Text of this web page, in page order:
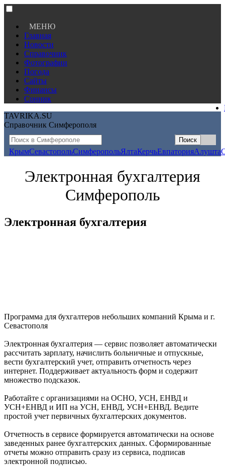
МЕНЮ
Главная
Новости
Справочник
Фотографии
Погода
Сайты
Финансы
Сонник
TAVRIKA.SU
Справочник Симферополя
КрымСевастопольСимферопольЯлтаКерчьЕвпаторияАлушта
Электронная бухгалтерия
Симферополь
Электронная бухгалтерия
Программа для бухгалтеров небольших компаний Крыма и г.
Севастополя
Электронная бухгалтерия — сервис позволяет автоматически
рассчитать зарплату, начислить больничные и отпускные,
вести бухгалтерский учет, отправить отчетность через
интернет. Поддерживает актуальность форм и содержит
множество подсказок.
Работайте с организациями на ОСНО, УСН, ЕНВД и
УСН+ЕНВД и ИП на УСН, ЕНВД, УСН+ЕНВД. Ведите
простой учет первичных бухгалтерских документов.
Отчетность в сервисе формируется автоматически на основе
заведенных ранее бухгалтерских данных. Сформированные
отчеты можно отправить сразу из сервиса, подписав
электронной подписью.